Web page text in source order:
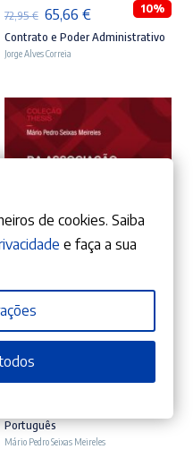
72,95€ O
preço
original
72,95 €.
65,66 €O
preço
65,66 €.
10%
Contrato e Poder Administrativo
Jorge Alves Correia
ADICIONAR
59,90
preço
era:
preço
é:
Da Associação Criminosa à
Português
Mário Pedro Seixas Meireles
de cookies. Saiba
e faça a sua